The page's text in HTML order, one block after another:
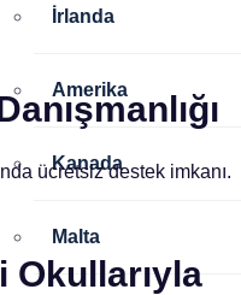
İrlanda
Amerika
Kanada
Malta
ücretsiz destek imkanı.
Okullarıyla